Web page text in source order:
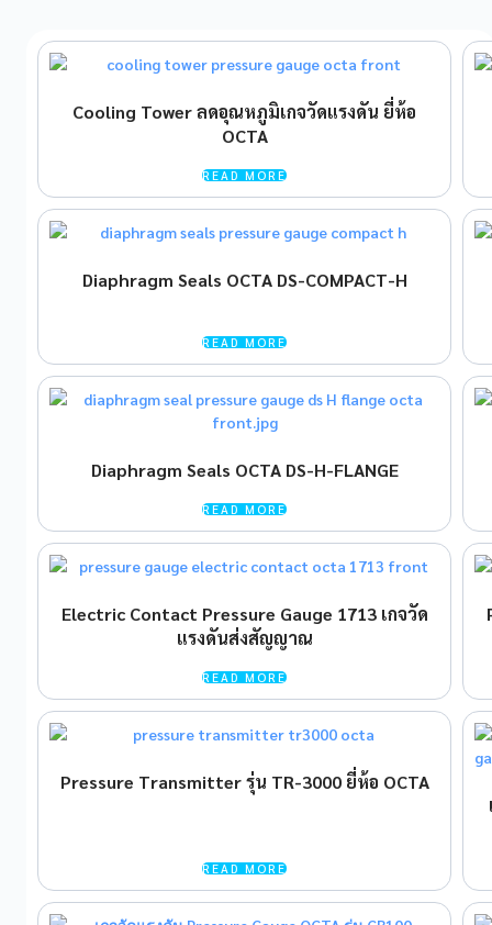
Cooling Tower ลดอุณหภูมิเกจวัดแรงดัน ยี่ห้อ
OCTA
READ MORE
Diaphragm Seals OCTA DS-COMPACT-H
READ MORE
Diaphragm Seals OCTA DS-H-FLANGE
READ MORE
Electric Contact Pressure Gauge 1713 เกจวัด
แรงดันส่งสัญญาณ
READ MORE
Pressure Transmitter รุ่น TR-3000 ยี่ห้อ OCTA
READ MORE